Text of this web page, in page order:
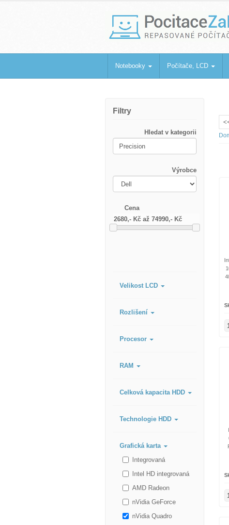
Repasované počítače a notebooky
Notebooky Počítače, LCD
Filtry
Hledat v kategorii
Výrobce
Cena
Velikost LCD
Rozlišení
Procesor
RAM
Celková kapacita HDD
Technologie HDD
Grafická karta
Integrovaná
Intel HD integrovaná
AMD Radeon
nVidia GeForce
nVidia Quadro